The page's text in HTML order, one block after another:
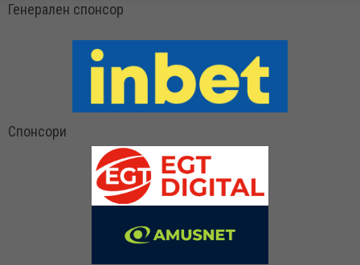
Генерален спонсор
Спонсори